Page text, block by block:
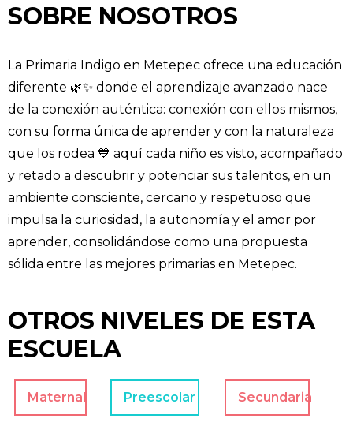
SOBRE NOSOTROS
La Primaria Indigo en Metepec ofrece una educación
diferente 🌿✨ donde el aprendizaje avanzado nace
de la conexión auténtica: conexión con ellos mismos,
con su forma única de aprender y con la naturaleza
que los rodea 💙 aquí cada niño es visto, acompañado
y retado a descubrir y potenciar sus talentos, en un
ambiente consciente, cercano y respetuoso que
impulsa la curiosidad, la autonomía y el amor por
aprender, consolidándose como una propuesta
sólida entre las mejores primarias en Metepec.
OTROS NIVELES DE ESTA
ESCUELA
Maternal Preescolar Secundaria